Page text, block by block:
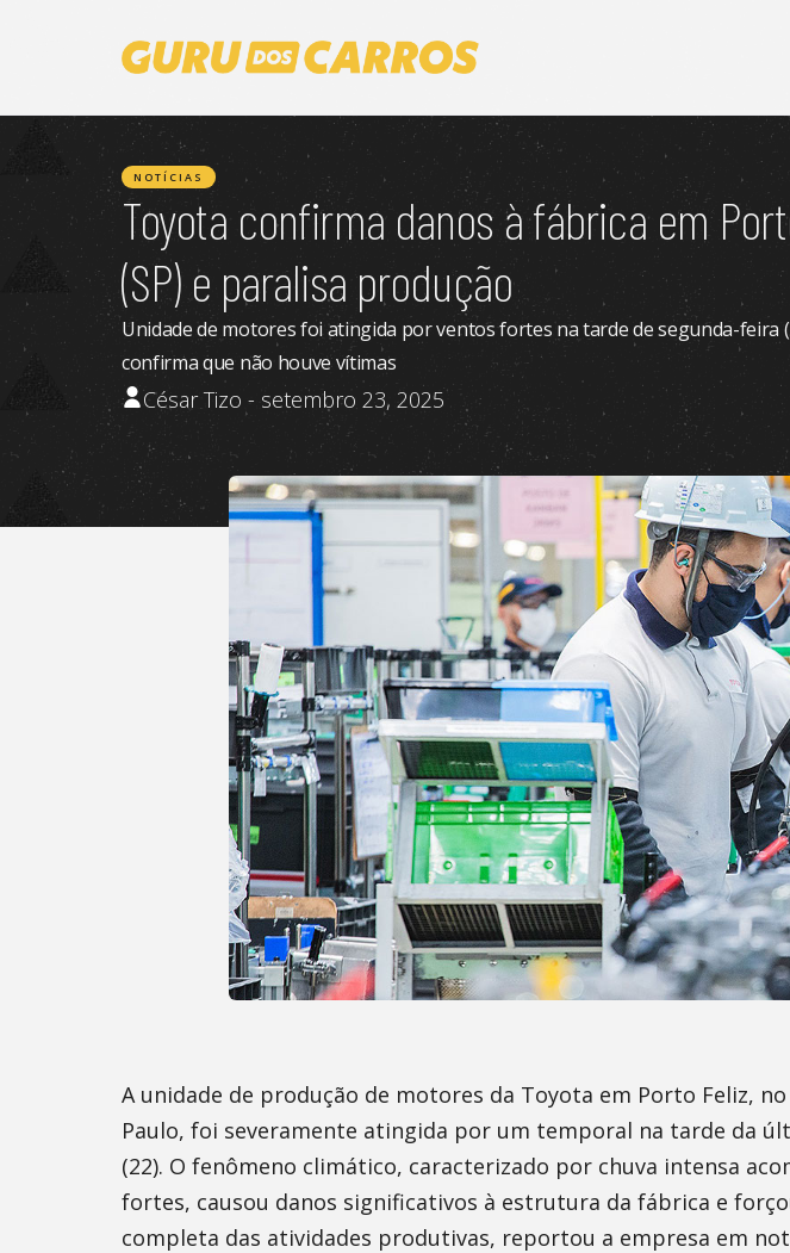
NOTÍCIAS
Toyota confirma danos à fábrica em
(SP) e paralisa produção
Unidade de motores foi atingida por ventos fortes na tarde de segunda-feira
confirma que não houve vítimas
César Tizo - setembro 23, 2025
A unidade de produção de motores da Toyota em Porto Feliz,
Paulo, foi severamente atingida por um temporal na tarde da
(22). O fenômeno climático, caracterizado por chuva intensa
fortes, causou danos significativos à estrutura da fábrica e
completa das atividades produtivas, reportou a empresa em